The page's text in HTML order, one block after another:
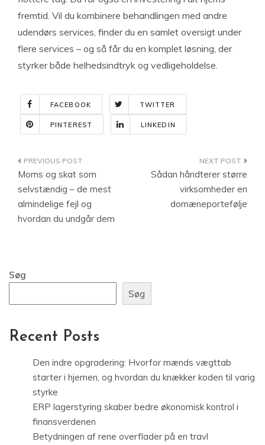
fremtid. Vil du kombinere behandlingen med andre
udendørs services, finder du en samlet oversigt under
flere services – og så får du en komplet løsning, der
styrker både helhedsindtryk og vedligeholdelse.
FACEBOOK TWITTER
PINTEREST LINKEDIN
Indlægsnavigation
Moms og skat som
selvstændig – de mest
almindelige fejl og
hvordan du undgår dem
Sådan håndterer større
virksomheder en
domæneportefølje
Søg
Søg
Recent Posts
Den indre opgradering: Hvorfor mænds vægttab
starter i hjernen, og hvordan du knækker koden til varig
styrke
ERP lagerstyring skaber bedre økonomisk kontrol i
finansverdenen
Betydningen af rene overflader på en travl